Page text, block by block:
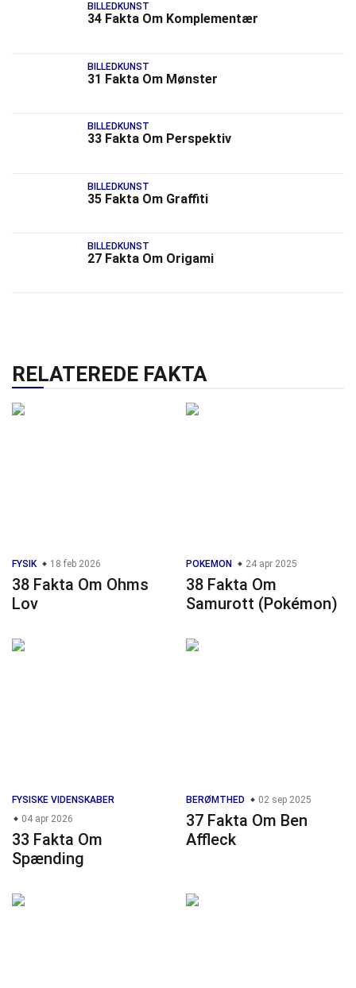
BILLEDKUNST
34 Fakta Om Komplementær
BILLEDKUNST
31 Fakta Om Mønster
BILLEDKUNST
33 Fakta Om Perspektiv
BILLEDKUNST
35 Fakta Om Graffiti
BILLEDKUNST
27 Fakta Om Origami
RELATEREDE FAKTA
FYSIK 18 feb 2026
38 Fakta Om Ohms
Lov
POKEMON 24 apr 2025
38 Fakta Om
Samurott (Pokémon)
FYSISKE VIDENSKABER
04 apr 2026
33 Fakta Om
Spænding
BERØMTHED 02 sep 2025
37 Fakta Om Ben
Affleck